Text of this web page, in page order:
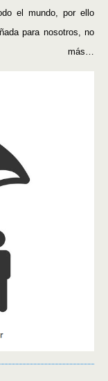
el mundo, por ello
para nosotros, no
más…